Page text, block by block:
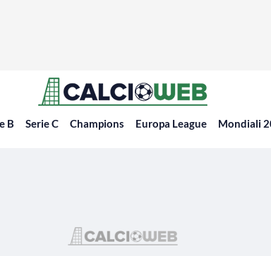
B Serie C Champions Europa League Mondiali